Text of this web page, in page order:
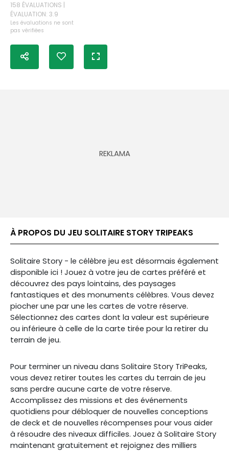
158 ÉVALUATIONS |
ÉVALUATION: 3.9
Les évaluations ne sont
pas vérifiées
À PROPOS DU JEU SOLITAIRE STORY TRIPEAKS
Solitaire Story - le célèbre jeu est désormais également
disponible ici ! Jouez à votre jeu de cartes préféré et
découvrez des pays lointains, des paysages
fantastiques et des monuments célèbres. Vous devez
piocher une par une les cartes de votre réserve.
Sélectionnez des cartes dont la valeur est supérieure
ou inférieure à celle de la carte tirée pour la retirer du
terrain de jeu.
Pour terminer un niveau dans Solitaire Story TriPeaks,
vous devez retirer toutes les cartes du terrain de jeu
sans perdre aucune carte de votre réserve.
Accomplissez des missions et des événements
quotidiens pour débloquer de nouvelles conceptions
de deck et de nouvelles récompenses pour vous aider
à résoudre des niveaux difficiles. Jouez à Solitaire Story
maintenant gratuitement et rejoignez des milliers